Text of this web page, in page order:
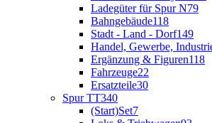
Ladegüter für Spur N79
Bahngebäude118
Stadt - Land - Dorf149
Handel, Gewerbe,
Ergänzung & Figuren118
Fahrzeuge22
Ersatzteile30
Spur TT340
(Start)Set7